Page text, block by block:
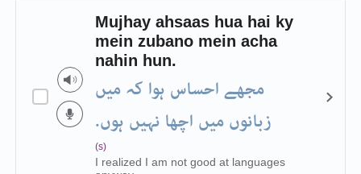
Mujhay ahsaas hua hai ky
mein zubano mein acha
nahin hun.
مجھے احساس ہوا کہ میں
زبانوں میں اچھا نہیں ہوں.
(s)
I realized I am not good at languages